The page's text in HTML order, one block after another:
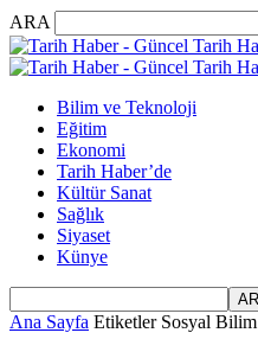
ARA
Bilim ve Teknoloji
Eğitim
Ekonomi
Tarih Haber’de
Kültür Sanat
Sağlık
Siyaset
Künye
Ana Sayfa Etiketler Sosyal Bilim